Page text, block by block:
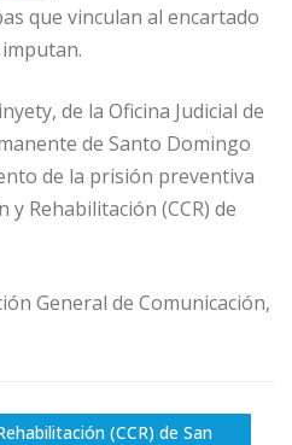
que vinculan al encartado
de la Oficina Judicial de
de Santo Domingo
de la prisión preventiva
Rehabilitación (CCR) de
General de Comunicación,
(CCR) de San